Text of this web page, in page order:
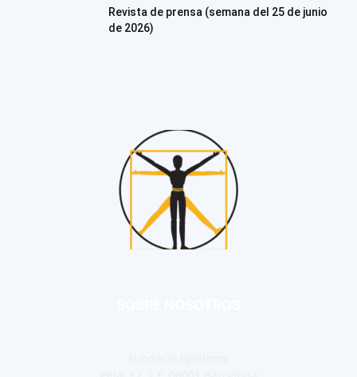
Revista de prensa (semana del 25 de junio
de 2026)